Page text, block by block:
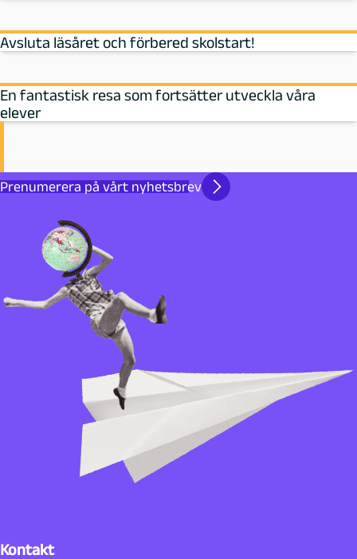
Avsluta läsåret och förbered skolstart!
En fantastisk resa som fortsätter utveckla våra
elever
Prenumerera på vårt nyhetsbrev
Kontakt